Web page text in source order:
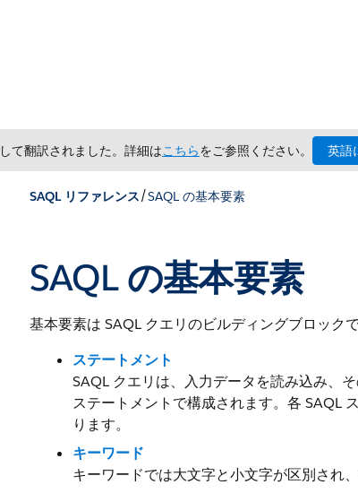
て翻訳されました。詳細はこちらをご参照ください。 英語
SAQL リファレンス/SAQL の基本要素
SAQL の基本要素
基本要素は SAQL クエリのビルディングブロックで
ステートメント
SAQL クエリは、入力データを読み込み、
ステートメントで構成されます。各 SAQL
ります。
キーワード
キーワードでは大文字と小文字が区別され